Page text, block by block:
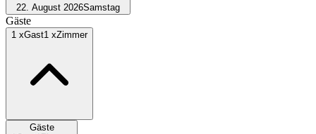
22. August 2026Samstag
Gäste
1 xGast1 xZimmer
Gäste